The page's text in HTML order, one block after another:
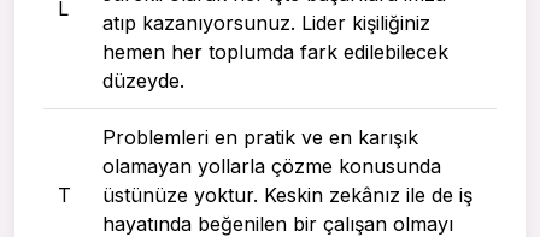
L
atıp kazanıyorsunuz. Lider kişiliğiniz
hemen her toplumda fark edilebilecek
düzeyde.
T
Problemleri en pratik ve en karışık
olamayan yollarla çözme konusunda
üstünüze yoktur. Keskin zekânız ile de iş
hayatında beğenilen bir çalışan olmayı